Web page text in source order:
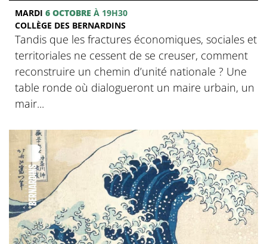
MARDI 6 OCTOBRE À 19H30
COLLÈGE DES BERNARDINS
Tandis que les fractures économiques, sociales et
territoriales ne cessent de se creuser, comment
reconstruire un chemin d’unité nationale ? Une
table ronde où dialogueront un maire urbain, un
mair...